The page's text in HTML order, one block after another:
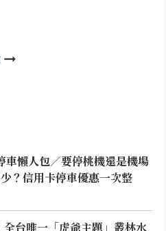
車懶人包／要停桃機還是機場
？信用卡停車優惠一次整
全台唯一「虎爺主題」叢林水